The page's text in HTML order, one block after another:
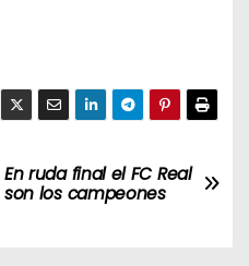
En ruda final el FC Real
son los campeones